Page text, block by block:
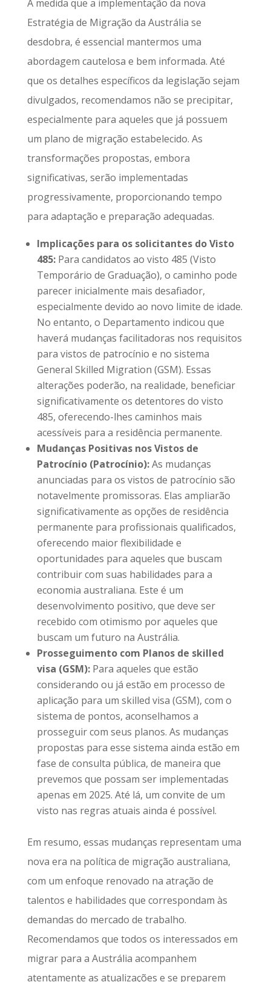
À medida que a implementação da nova
Estratégia de Migração da Austrália se
desdobra, é essencial mantermos uma
abordagem cautelosa e bem informada. Até
que os detalhes específicos da legislação sejam
divulgados, recomendamos não se precipitar,
especialmente para aqueles que já possuem
um plano de migração estabelecido. As
transformações propostas, embora
significativas, serão implementadas
progressivamente, proporcionando tempo
para adaptação e preparação adequadas.
Implicações para os solicitantes do Visto
485:Para candidatos ao visto 485 (Visto
Temporário de Graduação), o caminho pode
parecer inicialmente mais desafiador,
especialmente devido ao novo limite de idade.
No entanto, o Departamento indicou que
haverá mudanças facilitadoras nos requisitos
para vistos de patrocínio e no sistema
General Skilled Migration (GSM). Essas
alterações poderão, na realidade, beneficiar
significativamente os detentores do visto
485, oferecendo-lhes caminhos mais
acessíveis para a residência permanente.
Mudanças Positivas nos Vistos de
Patrocínio (Patrocínio):As mudanças
anunciadas para os vistos de patrocínio são
notavelmente promissoras. Elas ampliarão
significativamente as opções de residência
permanente para profissionais qualificados,
oferecendo maior flexibilidade e
oportunidades para aqueles que buscam
contribuir com suas habilidades para a
economia australiana. Este é um
desenvolvimento positivo, que deve ser
recebido com otimismo por aqueles que
buscam um futuro na Austrália.
Prosseguimento com Planos de skilled
visa (GSM):Para aqueles que estão
considerando ou já estão em processo de
aplicação para um skilled visa (GSM), com o
sistema de pontos, aconselhamos a
prosseguir com seus planos. As mudanças
propostas para esse sistema ainda estão em
fase de consulta pública, de maneira que
prevemos que possam ser implementadas
apenas em 2025. Até lá, um convite de um
visto nas regras atuais ainda é possível.
Em resumo, essas mudanças representam uma
nova era na política de migração australiana,
com um enfoque renovado na atração de
talentos e habilidades que correspondam às
demandas do mercado de trabalho.
Recomendamos que todos os interessados em
migrar para a Austrália acompanhem
atentamente as atualizações e se preparem